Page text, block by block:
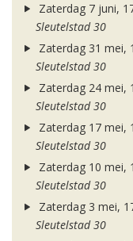
Zaterdag 7 juni,
Sleutelstad 30
Zaterdag 31 mei,
Sleutelstad 30
Zaterdag 24 mei,
Sleutelstad 30
Zaterdag 17 mei,
Sleutelstad 30
Zaterdag 10 mei,
Sleutelstad 30
Zaterdag 3 mei,
Sleutelstad 30